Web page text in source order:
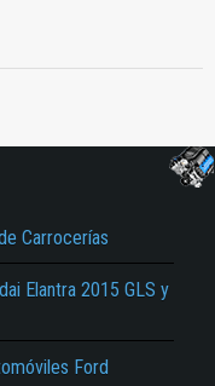
Carrocerías
Elantra 2015 GLS y
Ford